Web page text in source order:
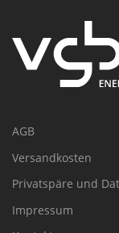
AGB
Versandkosten
Privatspäre und
Impressum